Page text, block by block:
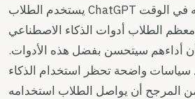
يستخدم الطلاب ChatGPT ويسيئون استخدامه في الوقت
الطلاب أدوات الذكاء الاصطناعي
أن أداءهم سيتحسن بفضل هذه الأدوات.
واضحة تحظر استخدام الذكاء